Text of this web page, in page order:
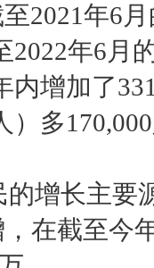
2021年6
2022年6月
内增加了
）多
增长主要
在截至今